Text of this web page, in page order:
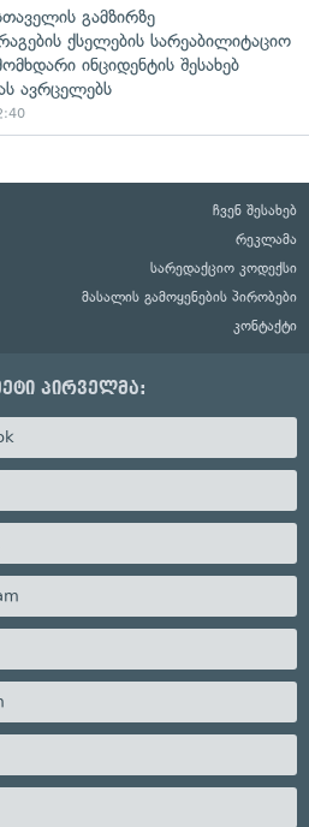
გამზირზე
ქსელების სარეაბილიტაციო
ინციდენტის შესახებ
ავრცელებს
ჩვენ შესახებ
რეკლამა
სარედაქციო კოდექსი
მასალის გამოყენების პირობები
კონტაქტი
პირველმა: